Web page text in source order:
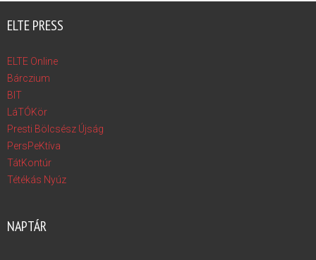
ELTE PRESS
ELTE Online
Bárczium
BIT
LáTÓKör
Presti Bölcsész Újság
PersPeKtíva
TátKontúr
Tétékás Nyúz
NAPTÁR